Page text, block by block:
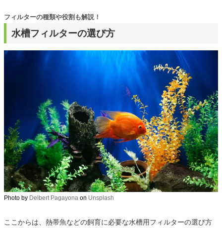
水槽フィルターの選び方
フィルターの種類や役割も解説！
Photo by Delbert Pagayona on Unsplash
ここからは、熱帯魚などの飼育に必要な水槽用フィルターの選び方